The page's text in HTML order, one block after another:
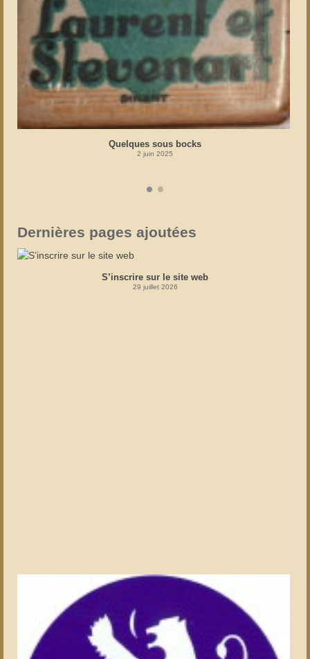
Quelques sous bocks
2 juin 2025
Dernières pages ajoutées
S’inscrire sur le site web
29 juillet 2026